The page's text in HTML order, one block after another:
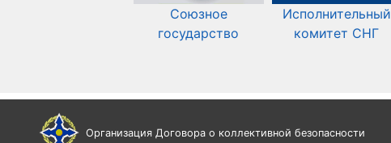
Союзное
государство
Исполнительный
комитет СНГ
Организация Договора о коллективной безопасности